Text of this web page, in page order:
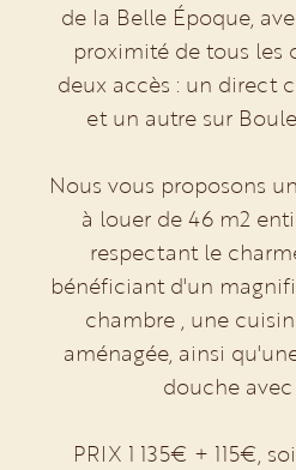
de la Belle Époque,
proximité de tous les
deux accès : un direct
et un autre sur
Nous vous proposons
à louer de 46 m2
respectant le
bénéficiant d'un
chambre , une
aménagée, ainsi
douche
PRIX 1 135€ + 115€,